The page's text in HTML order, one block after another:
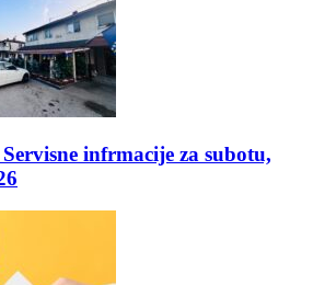
infrmacije za subotu,